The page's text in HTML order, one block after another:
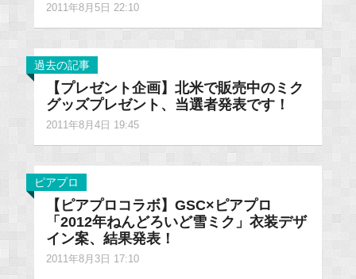
2011年8月5日 22:10
過去の記事
【プレゼント企画】北米で販売中のミク
グッズプレゼント、当選者発表です！
2011年8月4日 19:45
ピアプロ
【ピアプロコラボ】GSC×ピアプロ
「2012年ねんどろいど雪ミク」衣装デザ
イン案、結果発表！
2011年8月3日 17:10